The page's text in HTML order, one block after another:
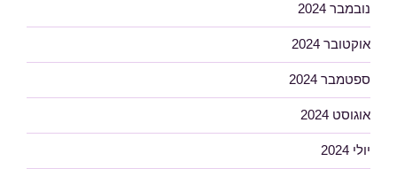
נובמבר 2024
אוקטובר 2024
ספטמבר 2024
אוגוסט 2024
יולי 2024